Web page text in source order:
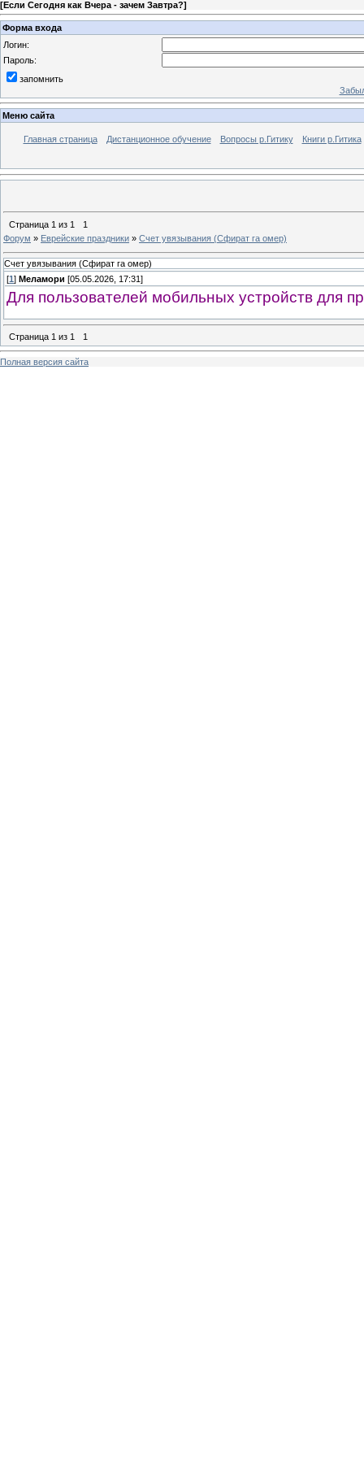
[Если Сегодня как Вчера - зачем Завтра?]
Форма входа
Логин:
Пароль:
запомнить
Меню сайта
Главная страница Дистанционное обучение Вопросы р.Гитику Книги р.Гитика
Страница 1 из 1
1
Форум » Еврейские праздники » Счет увязывания (Сфират га омер)
Счет увязывания (Сфират га омер)
[1 ] Меламори [05.05.2026, 17:31]
Для пользователей мобильных устройств для
Страница 1 из 1 1
Полная версия сайта